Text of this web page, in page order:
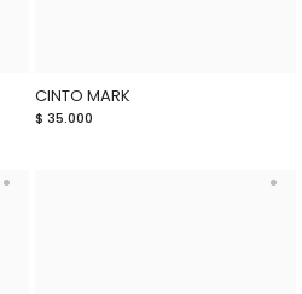
CINTO MARK
$ 35.000